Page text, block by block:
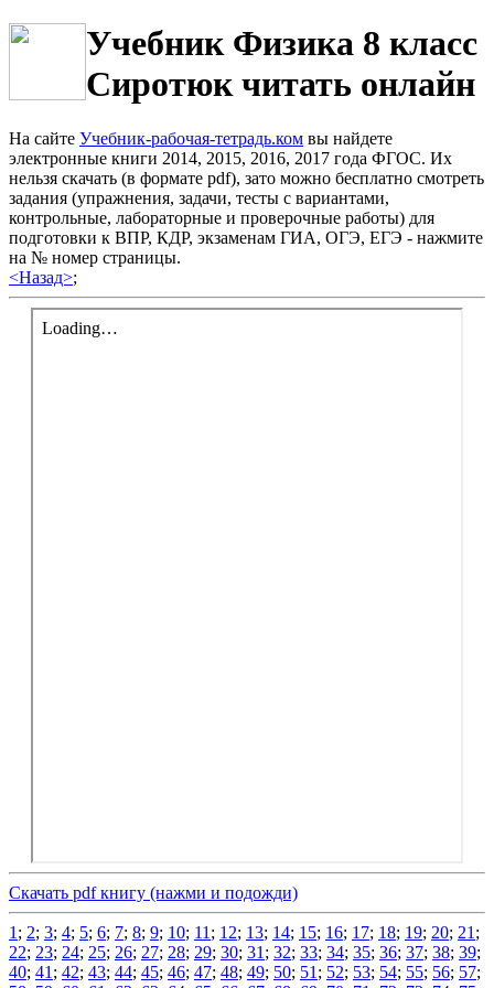
Учебник Физика 8 класс
Сиротюк читать онлайн
На сайте Учебник-рабочая-тетрадь.ком вы найдете
электронные книги 2014, 2015, 2016, 2017 года ФГОС. Их
нельзя скачать (в формате pdf), зато можно бесплатно смотреть
задания (упражнения, задачи, тесты с вариантами,
контрольные, лабораторные и проверочные работы) для
подготовки к ВПР, КДР, экзаменам ГИА, ОГЭ, ЕГЭ - нажмите
на № номер страницы.
<Назад>;
Скачать pdf книгу (нажми и подожди)
1 ; 2; 3; 4; 5; 6; 7; 8; 9; 10; 11 ; 12; 13; 14; 15; 16; 17; 18; 19; 20; 21 ;
22; 23; 24; 25; 26; 27; 28; 29; 30; 31 ; 32; 33; 34; 35; 36; 37; 38; 39;
40; 41 ; 42; 43; 44; 45; 46; 47; 48; 49; 50; 51 ; 52; 53; 54; 55; 56; 57;